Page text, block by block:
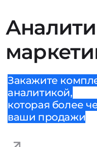
Закажите
аналитикой,
которая более
ваши продажи